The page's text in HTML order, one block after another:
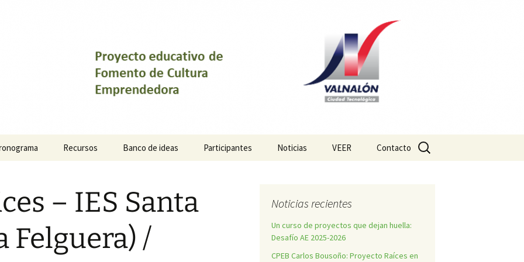
Recursos Banco de ideas Participantes Noticias VEER Contacto
Buscar:
– IES Santa
Felguera) /
Noticias recientes
Un curso de proyectos que dejan huella:
Desafío AE 2025-2026
CPEB Carlos Bousoño: Proyecto Raíces en